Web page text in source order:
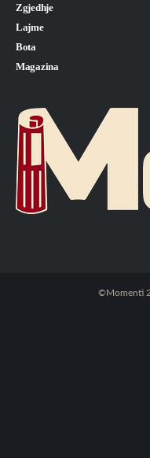
Zgjedhje
Lajme
Bota
Magazina
©Momenti